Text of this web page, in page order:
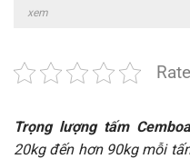
xem
Trọng lượng tấm
20kg đến hơn 90kg mỗi